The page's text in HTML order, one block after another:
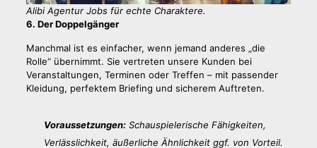
Alibi Agentur Jobs für echte Charaktere.
6. Der Doppelgänger
Manchmal ist es einfacher, wenn jemand anderes „die
Rolle“ übernimmt. Sie vertreten unsere Kunden bei
Veranstaltungen, Terminen oder Treffen – mit passender
Kleidung, perfektem Briefing und sicherem Auftreten.
Voraussetzungen:Schauspielerische Fähigkeiten,
Verlässlichkeit, äußerliche Ähnlichkeit ggf. von Vorteil.